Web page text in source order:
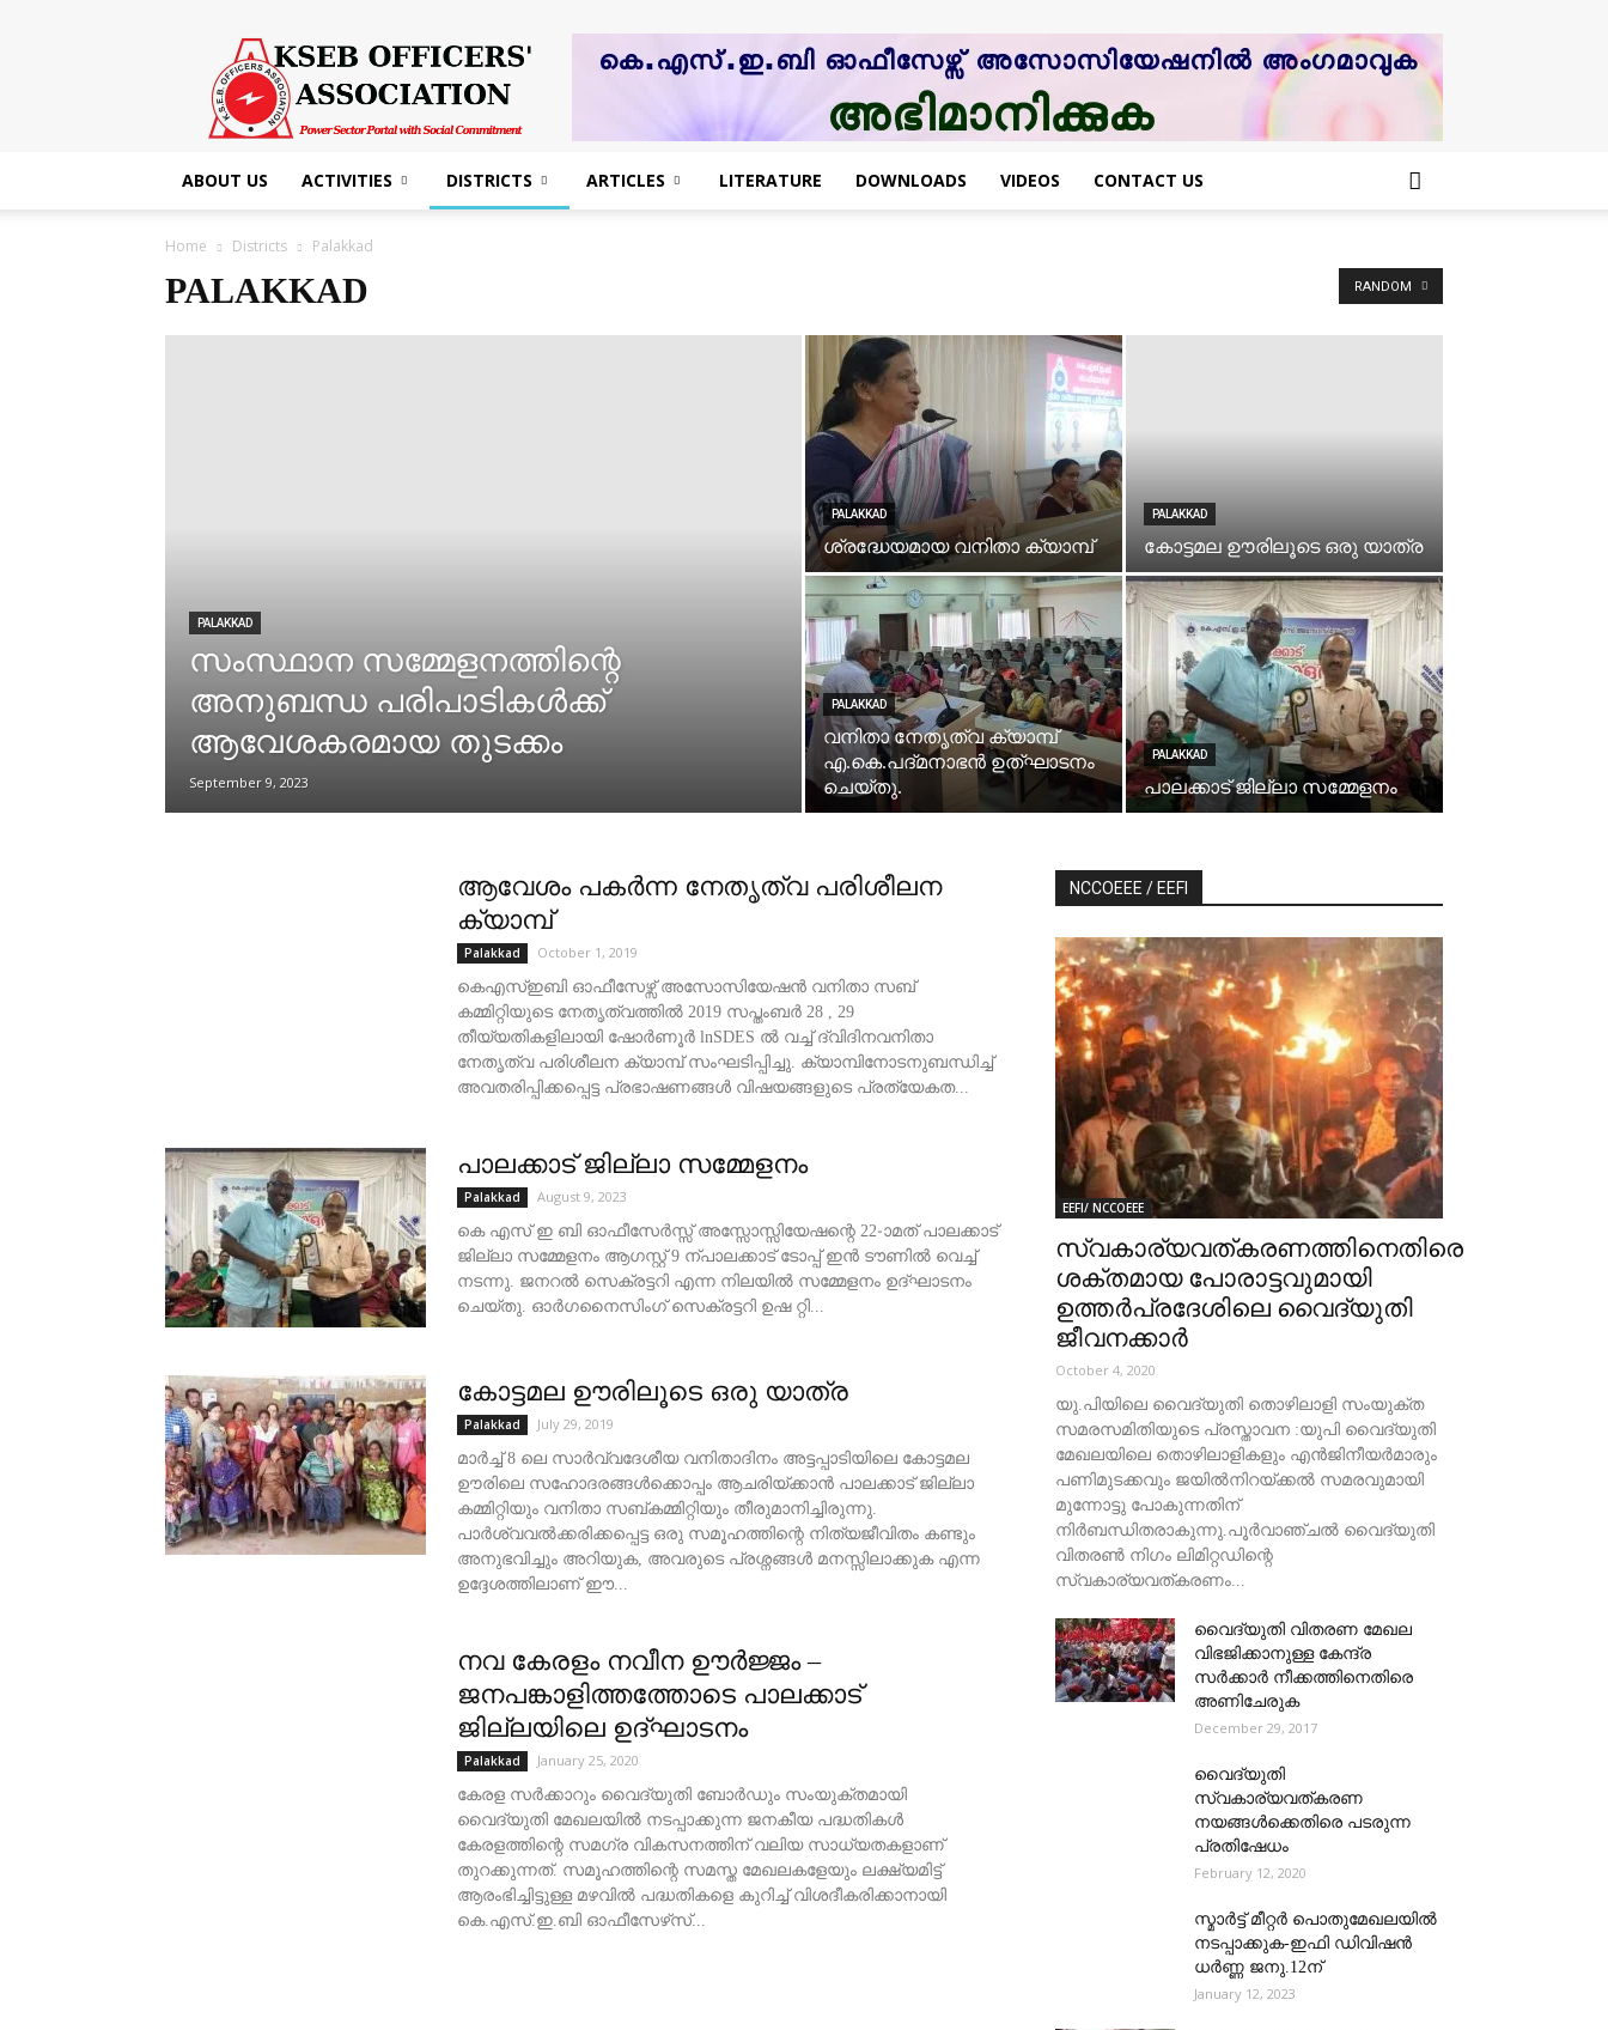
KSEB
Officers'
Association
ABOUT US ACTIVITIES DISTRICTS ARTICLES LITERATURE DOWNLOADS VIDEOS CONTACT US
Home Districts Palakkad
PALAKKAD RANDOM
PALAKKAD
സംസ്ഥാന സമ്മേളനത്തിന്റെ
അനുബന്ധ പരിപാടികൾക്ക്
ആവേശകരമായ തുടക്കം
September 9, 2023
PALAKKAD
ശ്രദ്ധേയമായ വനിതാ ക്യാമ്പ്
PALAKKAD
കോട്ടമല ഊരിലൂടെ ഒരു യാത്ര
PALAKKAD
വനിതാ നേതൃത്വ ക്യാമ്പ്
എ.കെ.പദ്മനാഭന്‍ ഉത്ഘാടനം
ചെയ്തു.
PALAKKAD
പാലക്കാട് ജില്ലാ സമ്മേളനം
ആവേശം പകര്‍ന്ന നേതൃത്വ പരിശീലന
ക്യാമ്പ്
Palakkad
October 1, 2019
കെഎസ്ഇബി ഓഫീസേഴ്സ് അസോസിയേഷൻ വനിതാ സബ്
കമ്മിറ്റിയുടെ നേതൃത്വത്തിൽ 2019 സപ്തംബർ 28 , 29
തീയ്യതികളിലായി ഷോർണൂർ lnSDES ൽ വച്ച് ദ്വിദിനവനിതാ
നേതൃത്വ പരിശീലന ക്യാമ്പ് സംഘടിപ്പിച്ചു. ക്യാമ്പിനോടനുബന്ധിച്ച്
അവതരിപ്പിക്കപ്പെട്ട പ്രഭാഷണങ്ങൾ വിഷയങ്ങളുടെ പ്രത്യേകത...
പാലക്കാട് ജില്ലാ സമ്മേളനം
Palakkad
August 9, 2023
കെ എസ് ഇ ബി ഓഫീസേർസ്സ് അസ്സോസ്സിയേഷന്റെ 22-ാമത് പാലക്കാട്
ജില്ലാ സമ്മേളനം ആഗസ്റ്റ് 9 ന്പാലക്കാട് ടോപ്പ് ഇൻ ടൗണിൽ വെച്ച്
നടന്നു. ജനറൽ സെക്രട്ടറി എന്ന നിലയിൽ സമ്മേളനം ഉദ്ഘാടനം
ചെയ്തു. ഓർഗനൈസിംഗ് സെക്രട്ടറി ഉഷ റ്റി...
കോട്ടമല ഊരിലൂടെ ഒരു യാത്ര
Palakkad
July 29, 2019
മാര്‍ച്ച് 8 ലെ സാര്‍വ്വദേശീയ വനിതാദിനം അട്ടപ്പാടിയിലെ കോട്ടമല
ഊരിലെ സഹോദരങ്ങള്‍ക്കൊപ്പം ആചരിയ്ക്കാന്‍ പാലക്കാട് ജില്ലാ
കമ്മിറ്റിയും വനിതാ സബ്കമ്മിറ്റിയും തീരുമാനിച്ചിരുന്നു.
പാര്‍ശ്വവല്‍ക്കരിക്കപ്പെട്ട ഒരു സമൂഹത്തിന്റെ നിത്യജീവിതം കണ്ടും
അനുഭവിച്ചും അറിയുക, അവരുടെ പ്രശ്നങ്ങള്‍ മനസ്സിലാക്കുക എന്ന
ഉദ്ദേശത്തിലാണ് ഈ...
നവ കേരളം നവീന ഊർജ്ജം –
ജനപങ്കാളിത്തത്തോടെ പാലക്കാട്
ജില്ലയിലെ ഉദ്ഘാടനം
Palakkad
January 25, 2020
കേരള സർക്കാറും വൈദ്യുതി ബോർഡും സംയുക്തമായി
വൈദ്യുതി മേഖലയിൽ നടപ്പാക്കുന്ന ജനകീയ പദ്ധതികൾ
കേരളത്തിന്റെ സമഗ്ര വികസനത്തിന് വലിയ സാധ്യതകളാണ്
തുറക്കുന്നത്. സമൂഹത്തിന്റെ സമസ്ത മേഖലകളേയും ലക്ഷ്യമിട്ട്
ആരംഭിച്ചിട്ടുള്ള മഴവിൽ പദ്ധതികളെ കുറിച്ച് വിശദീകരിക്കാനായി
കെ.എസ്.ഇ.ബി ഓഫീസേഴ്‌സ്...
NCCOEEE / EEFI
EEFI/ NCCOEEE
സ്വകാര്യവത്കരണത്തിനെതിരെ
ശക്തമായ പോരാട്ടവുമായി
ഉത്തർപ്രദേശിലെ വൈദ്യുതി
ജീവനക്കാർ
October 4, 2020
യു.പിയിലെ വൈദ്യുതി തൊഴിലാളി സംയുക്ത
സമരസമിതിയുടെ പ്രസ്താവന :യുപി വൈദ്യുതി
മേഖലയിലെ തൊഴിലാളികളും എൻജിനീയർമാരും
പണിമുടക്കവും ജയിൽനിറയ്ക്കൽ സമരവുമായി
മുന്നോട്ടു പോകുന്നതിന്
നിർബന്ധിതരാകുന്നു.പൂർവാഞ്ചൽ വൈദ്യുതി
വിതരൺ നിഗം ലിമിറ്റഡിന്റെ
സ്വകാര്യവത്കരണം...
വൈദ്യുതി വിതരണ മേഖല
വിഭജിക്കാനുള്ള കേന്ദ്ര
സര്‍ക്കാര്‍ നീക്കത്തിനെതിരെ
അണിചേരുക
December 29, 2017
വൈദ്യുതി
സ്വകാര്യവത്കരണ
നയങ്ങള്‍ക്കെതിരെ പടരുന്ന
പ്രതിഷേധം
February 12, 2020
സ്മാര്‍ട്ട് മീറ്റര്‍ പൊതുമേഖലയില്‍
നടപ്പാക്കുക-ഇഫി ഡിവിഷന്‍
ധര്‍ണ്ണ ജനു.12ന്
January 12, 2023